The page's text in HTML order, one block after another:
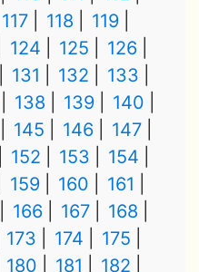
117 118
119
124 125
126
131 132
133
138 139
140
145 146
147
152 153
154
159 160
161
166 167
168
173 174
175
180 181
182